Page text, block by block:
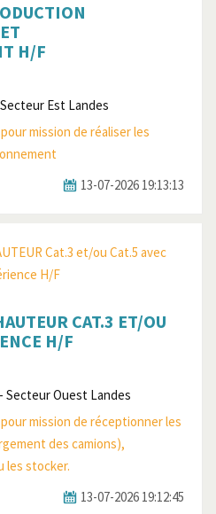
H/F
Est Landes
mission de réaliser les
13-07-2026 19:13:13
CAT.3 ET/OU
H/F
Secteur Ouest Landes
mission de réceptionner les
des camions),
les stocker.
13-07-2026 19:12:45